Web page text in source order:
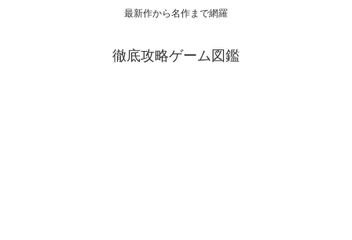
最新作から名作まで網羅
徹底攻略ゲーム図鑑